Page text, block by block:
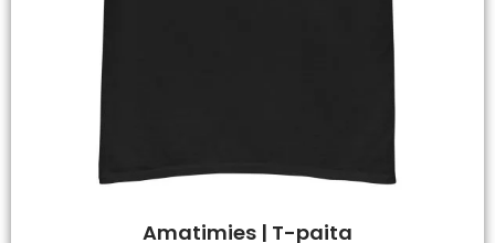
Amatimies | T-paita